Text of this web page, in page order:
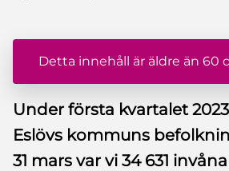
Detta innehåll är äldre än 60
Under första kvartalet
Eslövs kommuns
31 mars var vi 34 631